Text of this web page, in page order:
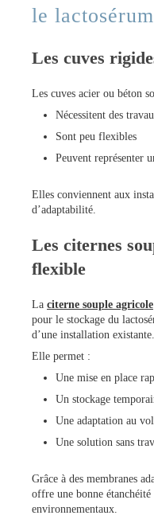
le
Les cuves
Les cuves acier ou béton
Nécessitent des
Sont peu flexibles
Peuvent représenter
Elles conviennent aux
d’adaptabilité.
Les citernes
flexible
La citerne souple agricole
pour le stockage du
d’une installation existante.
Elle permet :
Une mise en place
Un stockage
Une adaptation au
Une solution sans
Grâce à des membranes
offre une bonne
environnementaux.